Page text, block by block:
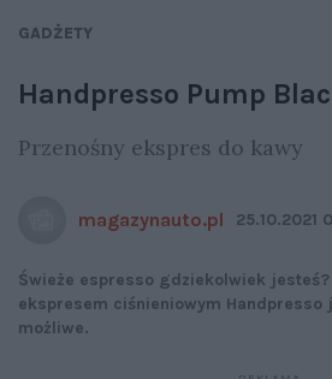
GADŻETY
Handpresso Pump
Przenośny ekspres do kawy
magazynauto.pl 25.10.2021
Świeże espresso gdziekolwiek jesteś?
ekspresem ciśnieniowym Handpresso
możliwe.